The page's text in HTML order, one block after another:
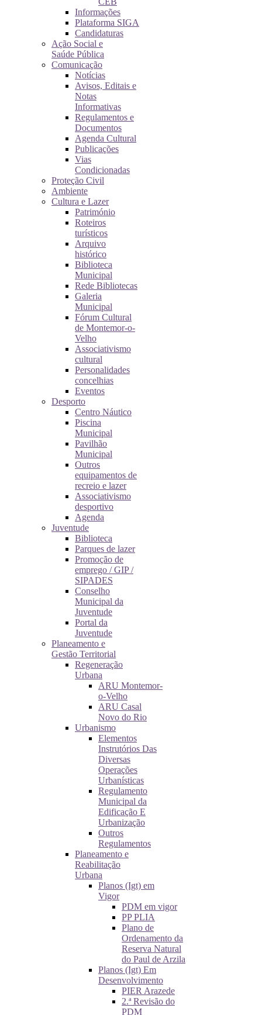
Informações
Plataforma SIGA
Candidaturas
Ação Social e
Saúde Pública
Comunicação
Notícias
Avisos, Editais e
Notas
Informativas
Regulamentos e
Documentos
Agenda Cultural
Publicações
Vias
Condicionadas
Proteção Civil
Ambiente
Cultura e Lazer
Património
Roteiros
turísticos
Arquivo
histórico
Biblioteca
Municipal
Rede Bibliotecas
Galeria
Municipal
Fórum Cultural
de Montemor-o-
Velho
Associativismo
cultural
Personalidades
concelhias
Eventos
Desporto
Centro Náutico
Piscina
Municipal
Pavilhão
Municipal
Outros
equipamentos de
recreio e lazer
Associativismo
desportivo
Agenda
Juventude
Biblioteca
Parques de lazer
Promoção de
emprego / GIP /
SIPADES
Conselho
Municipal da
Juventude
Portal da
Juventude
Planeamento e
Gestão Territorial
Regeneração
Urbana
ARU Montemor-
o-Velho
ARU Casal
Novo do Rio
Urbanismo
Elementos
Instrutórios Das
Diversas
Operações
Urbanísticas
Regulamento
Municipal da
Edificação E
Urbanização
Outros
Regulamentos
Planeamento e
Reabilitação
Urbana
Planos (Igt) em
Vigor
PDM em vigor
PP PLIA
Plano de
Ordenamento da
Reserva Natural
do Paul de Arzila
Planos (Igt) Em
Desenvolvimento
PIER Arazede
2.ª Revisão do
PDM